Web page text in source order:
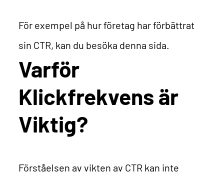
För exempel på hur företag har förbättrat
sin CTR, kan du besöka denna sida
Varför
Klickfrekvens är
Viktig?
Förståelsen av vikten av CTR kan inte